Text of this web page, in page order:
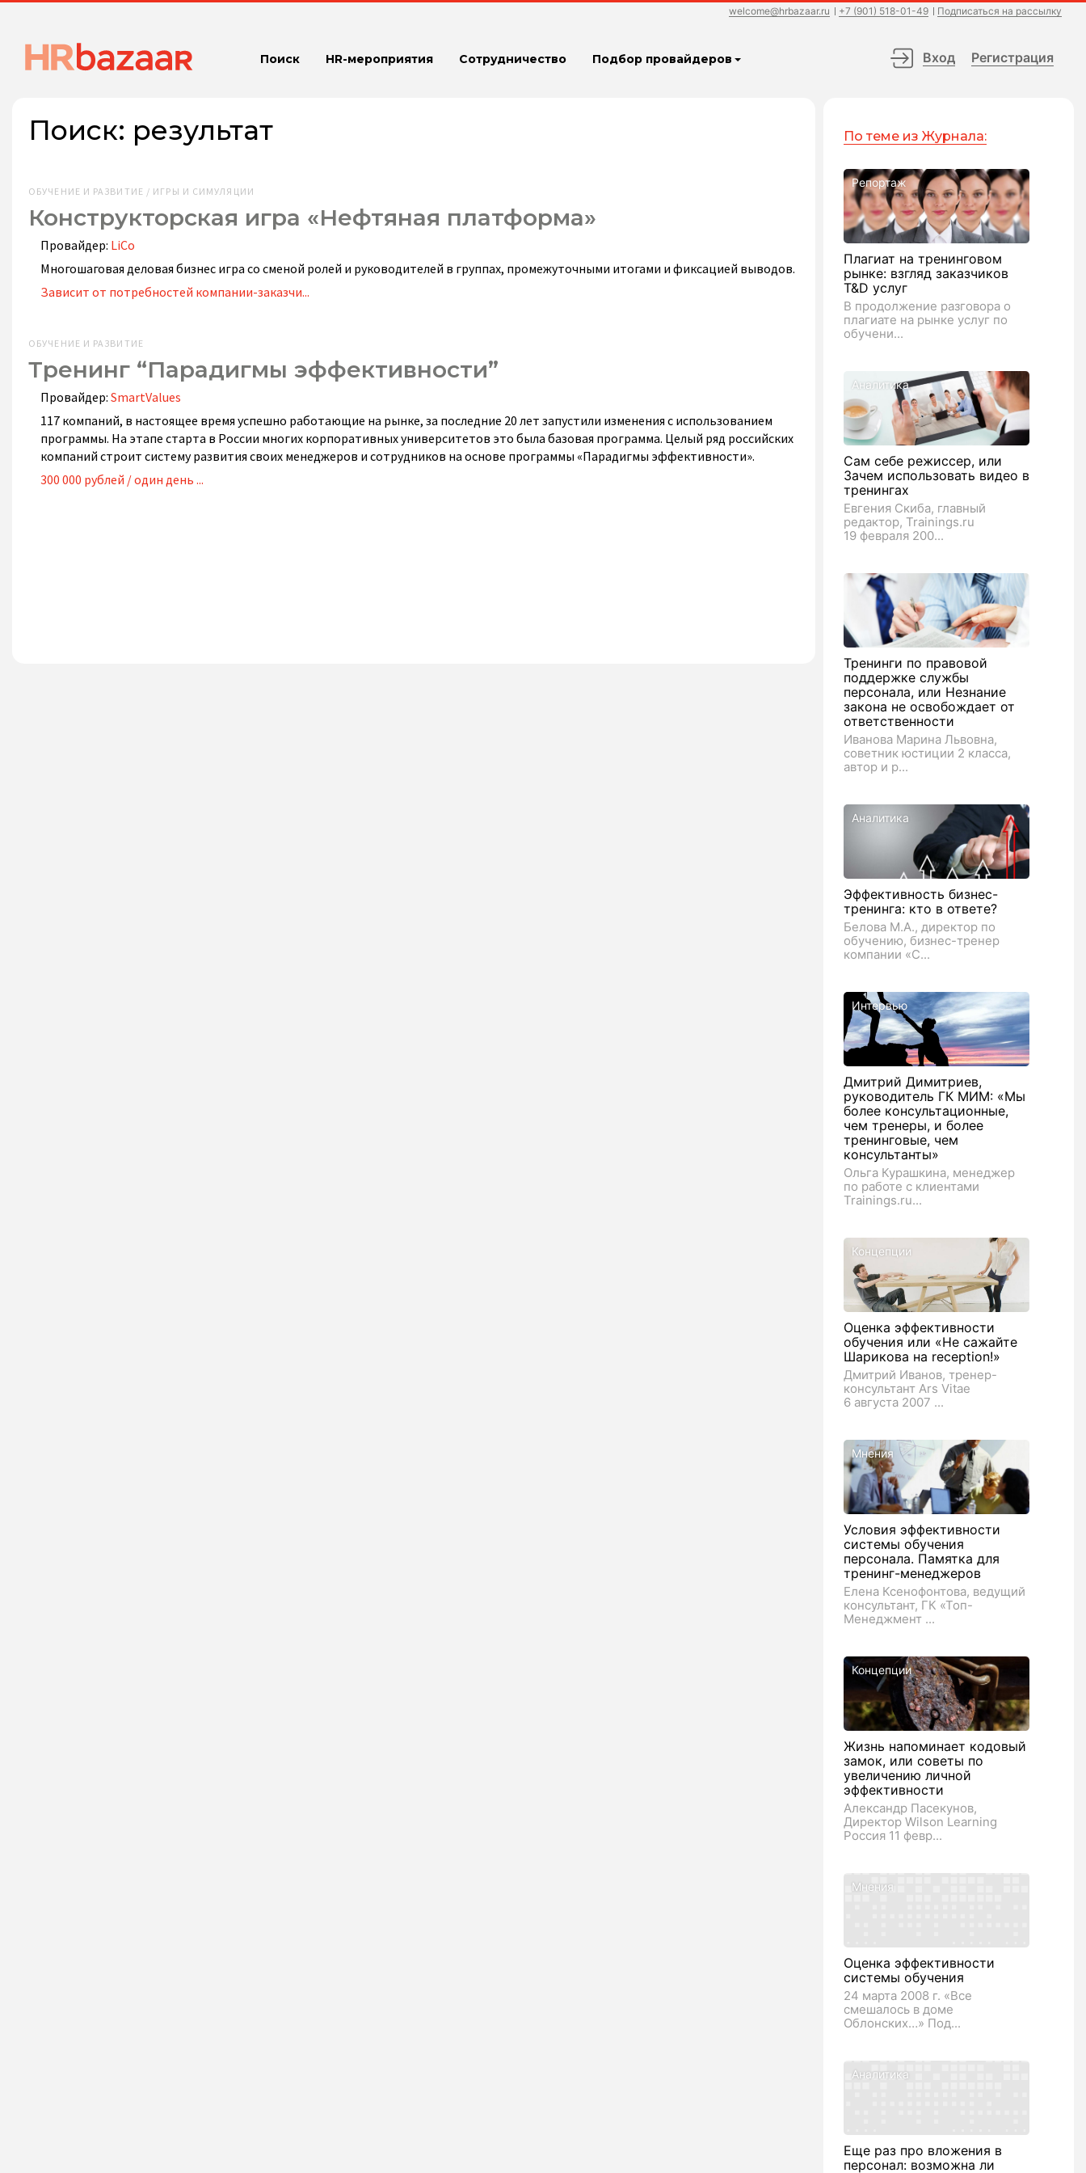
welcome@hrbazaar.ru +7 (901) 518-01-49 Подписаться на рассылку
Поиск HR-мероприятия Сотрудничество Подбор провайдеров Вход Регистрация
Поиск: результат
ОБУЧЕНИЕ И РАЗВИТИЕ / ИГРЫ И СИМУЛЯЦИИ
Конструкторская игра «Нефтяная платформа»
Провайдер: LiCo
Многошаговая деловая бизнес игра со сменой ролей и руководителей в группах, промежуточными итогами и фиксацией выводов.
Зависит от потребностей компании-заказчи...
ОБУЧЕНИЕ И РАЗВИТИЕ
Тренинг “Парадигмы эффективности”
Провайдер: SmartValues
117 компаний, в настоящее время успешно работающие на рынке, за последние 20 лет запустили изменения с использованием
программы. На этапе старта в России многих корпоративных университетов это была базовая программа. Целый ряд российских
компаний строит систему развития своих менеджеров и сотрудников на основе программы «Парадигмы эффективности».
300 000 рублей / один день ...
По теме из Журнала:
Репортаж
Плагиат на тренинговом
рынке: взгляд заказчиков
T&D услуг
В продолжение разговора о
плагиате на рынке услуг по
обучени...
Аналитика
Сам себе режиссер, или
Зачем использовать видео в
тренингах
Евгения Скиба, главный
редактор, Trainings.ru
19 февраля 200...
Тренинги по правовой
поддержке службы
персонала, или Незнание
закона не освобождает от
ответственности
Иванова Марина Львовна,
советник юстиции 2 класса,
автор и р...
Аналитика
Эффективность бизнес-
тренинга: кто в ответе?
Белова М.А., директор по
обучению, бизнес-тренер
компании «С...
Интервью
Дмитрий Димитриев,
руководитель ГК МИМ: «Мы
более консультационные,
чем тренеры, и более
тренинговые, чем
консультанты»
Ольга Курашкина, менеджер
по работе с клиентами
Trainings.ru...
Концепции
Оценка эффективности
обучения или «Не сажайте
Шарикова на reception!»
Дмитрий Иванов, тренер-
консультант Ars Vitae
6 августа 2007 ...
Мнения
Условия эффективности
системы обучения
персонала. Памятка для
тренинг-менеджеров
Елена Ксенофонтова, ведущий
консультант, ГК «Топ-
Менеджмент ...
Концепции
Жизнь напоминает кодовый
замок, или советы по
увеличению личной
эффективности
Александр Пасекунов,
Директор Wilson Learning
Россия 11 февр...
Мнения
Оценка эффективности
системы обучения
24 марта 2008 г. «Все
смешалось в доме
Облонских…» Под...
Аналитика
Еще раз про вложения в
персонал: возможна ли